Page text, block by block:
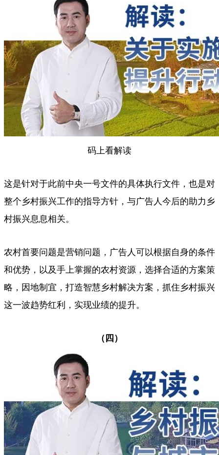
码上看解读
这是针对于此前中央一号文件的具体执行文件，也是对
整个乡村振兴工作的指导方针，与广告人今后的助力乡
村振兴息息相关。
农村首要问题是营销问题，广告人可以根据自身的条件
和优势，以及手上掌握的农村资源，选择合适的方案策
略，因地制宜，打造智慧乡村解决方案，抓住乡村振兴
这一波趋势红利，实现业绩的提升。
（四）